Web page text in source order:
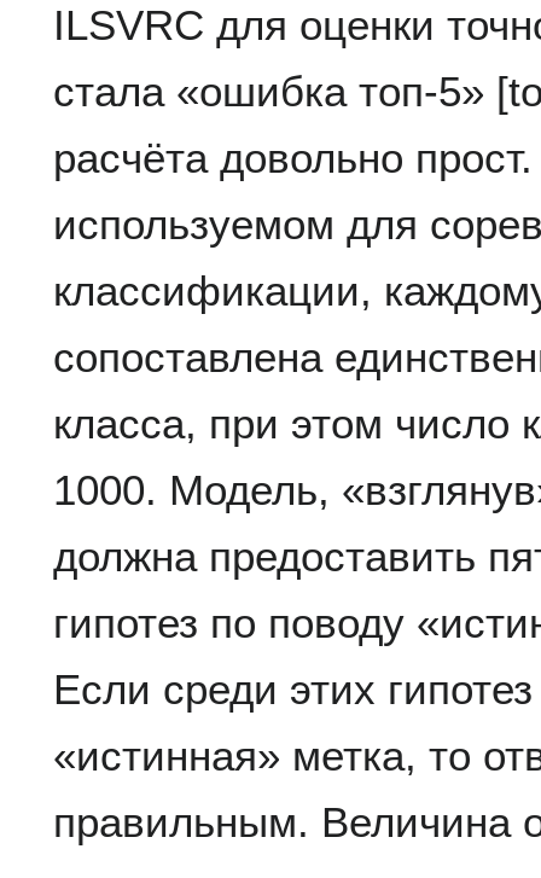
ILSVRC для оценки
стала «ошибка топ-5»
расчёта довольно
используемом для
классификации,
сопоставлена
класса, при этом число
1000. Модель,
должна предоставить
гипотез по поводу
Если среди этих
«истинная» метка, то
правильным. Величина